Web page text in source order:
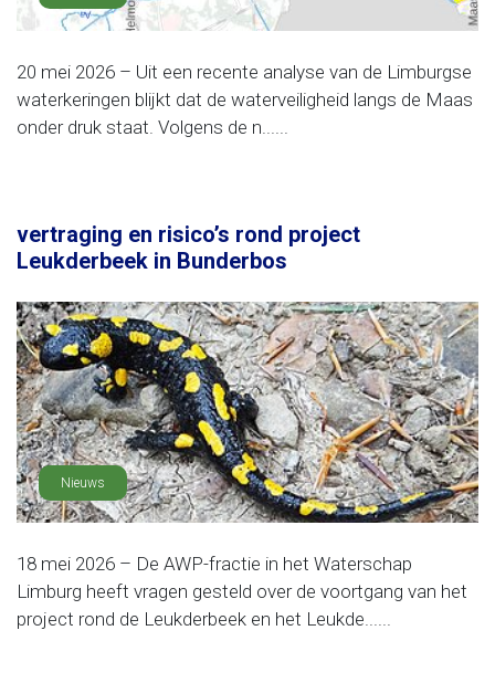
20 mei 2026 – Uit een recente analyse van de Limburgse
waterkeringen blijkt dat de waterveiligheid langs de Maas
onder druk staat. Volgens de n......
vertraging en risico’s rond project
Leukderbeek in Bunderbos
Nieuws
18 mei 2026 – De AWP-fractie in het Waterschap
Limburg heeft vragen gesteld over de voortgang van het
project rond de Leukderbeek en het Leukde......